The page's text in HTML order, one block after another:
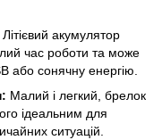
Літієвий акумулятор
час роботи та може
або сонячну енергію.
Малий і легкий, брелок
ідеальним для
ситуацій.